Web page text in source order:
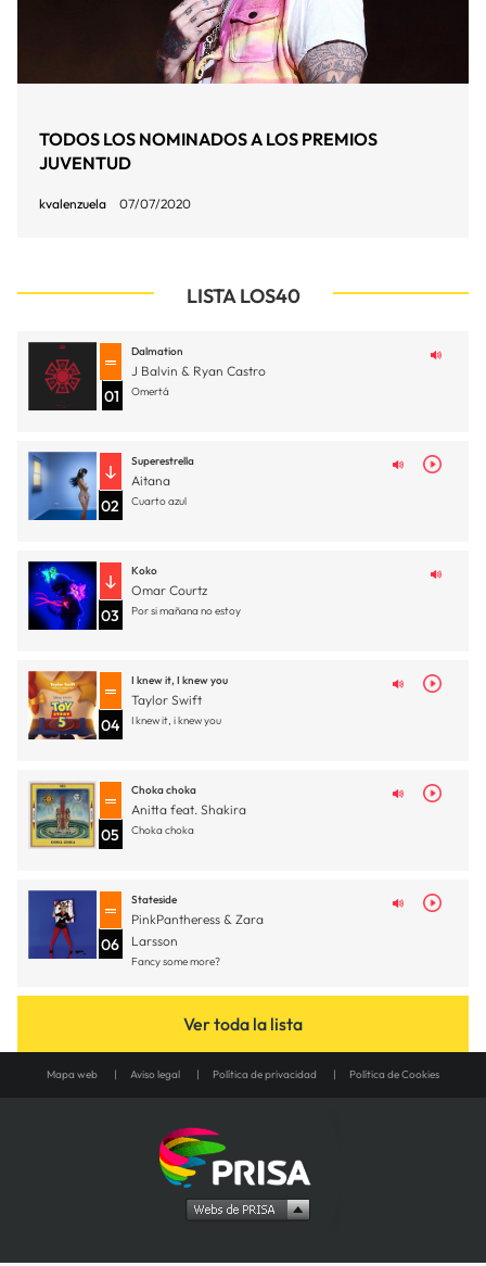
TODOS LOS NOMINADOS A LOS PREMIOS
JUVENTUD
kvalenzuela 07/07/2020
LISTA LOS40
01
Dalmation
J Balvin & Ryan Castro
Omertá
02
Superestrella
Aitana
Cuarto azul
03
Koko
Omar Courtz
Por si mañana no estoy
04
I knew it, I knew you
Taylor Swift
I knew it, i knew you
05
Choka choka
Anitta feat. Shakira
Choka choka
06
Stateside
PinkPantheress & Zara
Larsson
Fancy some more?
Ver toda la lista
Mapa web Aviso legal Política de privacidad Política de Cookies